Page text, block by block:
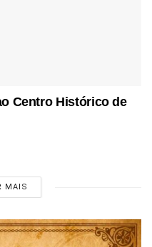
Centro Histórico de
MAIS